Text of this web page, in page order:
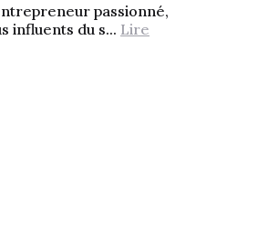
passionné,
influents du s... Lire